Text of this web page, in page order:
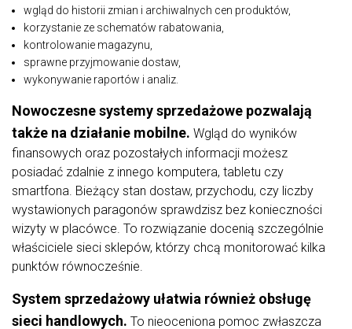
wgląd do historii zmian i archiwalnych cen produktów,
korzystanie ze schematów rabatowania,
kontrolowanie magazynu,
sprawne przyjmowanie dostaw,
wykonywanie raportów i analiz.
Nowoczesne systemy sprzedażowe pozwalają
także na działanie mobilne. Wgląd do wyników
finansowych oraz pozostałych informacji możesz
posiadać zdalnie z innego komputera, tabletu czy
smartfona. Bieżący stan dostaw, przychodu, czy liczby
wystawionych paragonów sprawdzisz bez konieczności
wizyty w placówce. To rozwiązanie docenią szczególnie
właściciele sieci sklepów, którzy chcą monitorować kilka
punktów równocześnie.
System sprzedażowy ułatwia również obsługę
sieci handlowych. To nieoceniona pomoc zwłaszcza